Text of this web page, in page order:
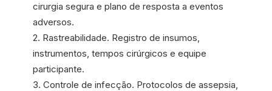
cirurgia segura e plano de resposta a eventos
adversos.
2. Rastreabilidade. Registro de insumos,
instrumentos, tempos cirúrgicos e equipe
participante.
3. Controle de infecção. Protocolos de assepsia,